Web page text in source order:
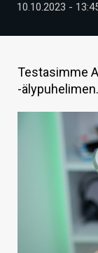
TIETOA
HINTA.FI
VAIHDA TEEMA
10.10.2023 -
Testasimme
-älypuhelimen.